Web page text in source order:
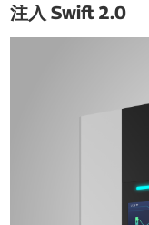
注入 Swift 2.0